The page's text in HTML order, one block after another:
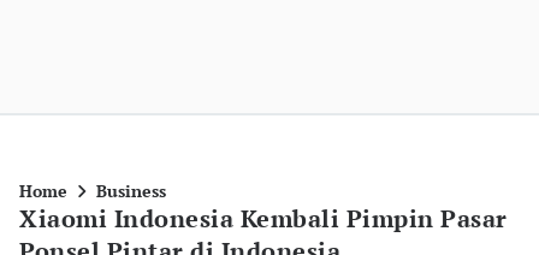
Home Business
Xiaomi Indonesia Kembali Pimpin Pasar